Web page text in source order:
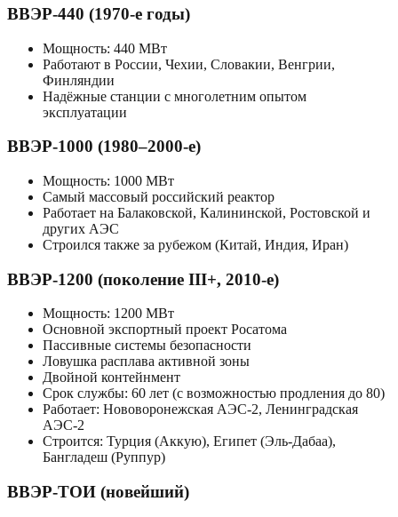
ВВЭР-440 (1970-е годы)
Мощность: 440 МВт
Работают в России, Чехии, Словакии, Венгрии,
Финляндии
Надёжные станции с многолетним опытом
эксплуатации
ВВЭР-1000 (1980–2000-е)
Мощность: 1000 МВт
Самый массовый российский реактор
Работает на Балаковской, Калининской, Ростовской и
других АЭС
Строился также за рубежом (Китай, Индия, Иран)
ВВЭР-1200 (поколение III+, 2010-е)
Мощность: 1200 МВт
Основной экспортный проект Росатома
Пассивные системы безопасности
Ловушка расплава активной зоны
Двойной контейнмент
Срок службы: 60 лет (с возможностью продления до 80)
Работает: Нововоронежская АЭС-2, Ленинградская
АЭС-2
Строится: Турция (Аккую), Египет (Эль-Дабаа),
Бангладеш (Руппур)
ВВЭР-ТОИ (новейший)